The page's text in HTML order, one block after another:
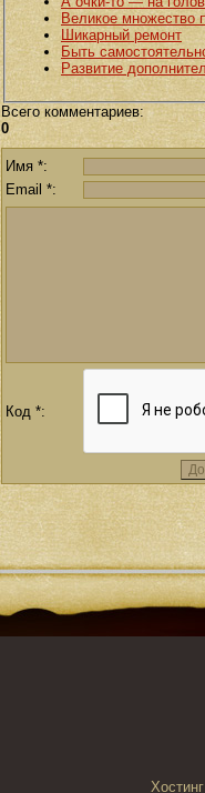
Великое множество
Шикарный ремонт
Быть
Развитие
Всего комментариев:
0
Имя *:
Email *:
Код *: